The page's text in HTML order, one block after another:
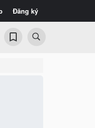
Đăng ký